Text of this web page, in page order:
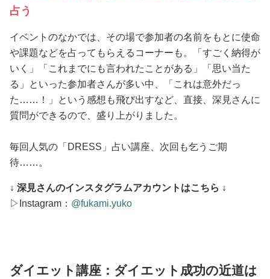
占う
イベントのなかでは、その場で参加者の名前をもとに使命
や課題などを占ってもらえるコーナーも。「すごく納得が
いく」「これまでにも言われたことがある」「思い当た
る」といった参加者さんが多い中、「これは意外だっ
た……！」という感想も飛び出すなど、直接、深見さんに
質問ができるので、盛り上がりました。
毎回人気の「DRESS」占い講座、次回も乞うご期
待……。
↓ 深見さんのインスタグラムアカウントはこちら ↓
▷Instagram： @fukami.yuko
ダイエット講座：ダイエット成功の近道は